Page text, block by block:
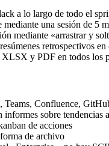
a lo largo de todo el
una sesión de 5
mediante «arrastrar y
retrospectivos
y PDF en todos los
Teams, Confluence,
sobre tendencias
de acciones
de archivo